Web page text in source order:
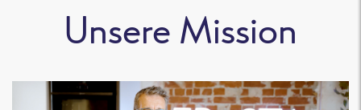
Unsere Mission